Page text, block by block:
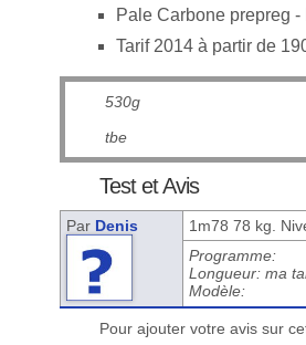
Pale Carbone prepreg
Tarif 2014 à partir de
530g
tbe
Test et Avis
Par Denis 1m78 78 kg.
Programme:
Longueur: ma
Modèle:
Pour ajouter votre avis sur